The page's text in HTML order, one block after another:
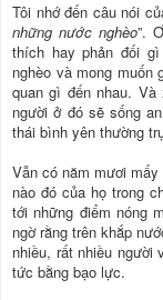
Tôi nhớ đến câu nói
những nước nghèo”.
thích hay phản đối
nghèo và mong muốn
quan gì đến nhau.
người ở đó sẽ sống
thái bình yên thường
Vẫn có năm mươi
nào đó của họ trong
tới những điểm nóng
ngờ rằng trên khắp
nhiều, rất nhiều người
tức bằng bạo lực.